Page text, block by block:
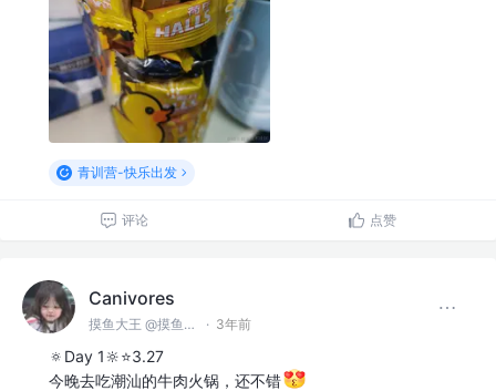
青训营-快乐出发
评论 点赞
Canivores
摸鱼大王 @摸鱼公司 · 3年前
🔅Day 1🔆⭐3.27
今晚去吃潮汕的牛肉火锅，还不错